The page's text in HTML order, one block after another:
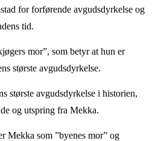
for forførende avgudsdyrkelse og
tid.
mor”, som betyr at hun er
største avgudsdyrkelse.
største avgudsdyrkelse i historien,
og utspring fra Mekka.
Mekka som ”byenes mor” og